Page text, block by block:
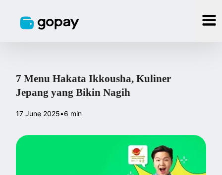
7 Menu Hakata Ikkousha, Kuliner
Jepang yang Bikin Nagih
17 June 2025•6 min